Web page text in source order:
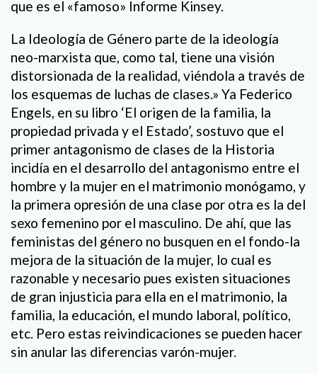
que es el «famoso» Informe Kinsey.
La Ideología de Género parte de la ideología
neo-marxista que, como tal, tiene una visión
distorsionada de la realidad, viéndola a través de
los esquemas de luchas de clases.» Ya Federico
Engels, en su libro ‘El origen de la familia, la
propiedad privada y el Estado’, sostuvo que el
primer antagonismo de clases de la Historia
incidía en el desarrollo del antagonismo entre el
hombre y la mujer en el matrimonio monógamo, y
la primera opresión de una clase por otra es la del
sexo femenino por el masculino. De ahí, que las
feministas del género no busquen en el fondo-la
mejora de la situación de la mujer, lo cual es
razonable y necesario pues existen situaciones
de gran injusticia para ella en el matrimonio, la
familia, la educación, el mundo laboral, político,
etc. Pero estas reivindicaciones se pueden hacer
sin anular las diferencias varón-mujer.